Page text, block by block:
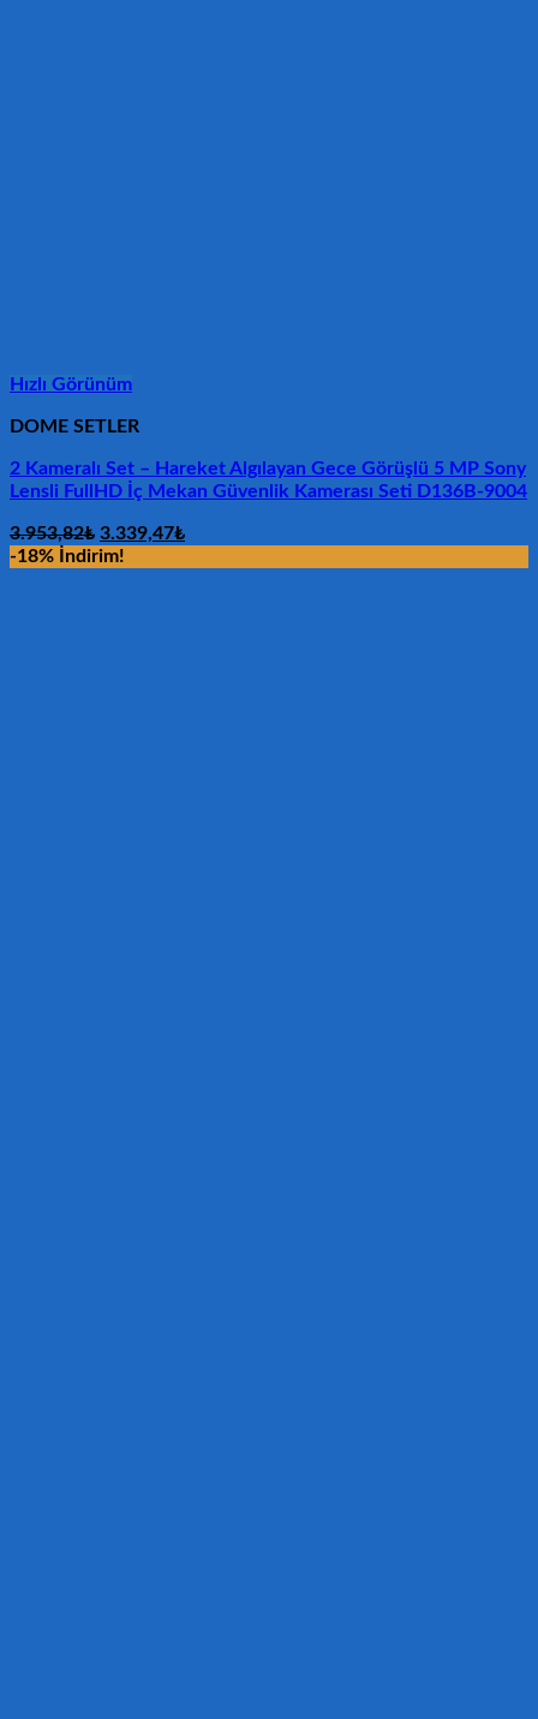
Hızlı Görünüm
DOME SETLER
2 Kameralı Set – Hareket Algılayan Gece Görüşlü 5 MP Sony
Lensli FullHD İç Mekan Güvenlik Kamerası Seti D136B-9004
3.953,82₺ Orijinal
fiyat:
3.339,47₺Şu
-18% İndirim!